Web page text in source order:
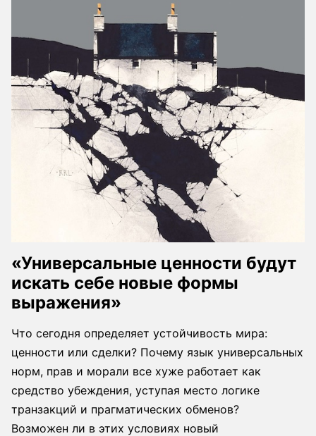
«Универсальные ценности будут
искать себе новые формы
выражения»
Что сегодня определяет устойчивость мира:
ценности или сделки? Почему язык универсальных
норм, прав и морали все хуже работает как
средство убеждения, уступая место логике
транзакций и прагматических обменов?
Возможен ли в этих условиях новый